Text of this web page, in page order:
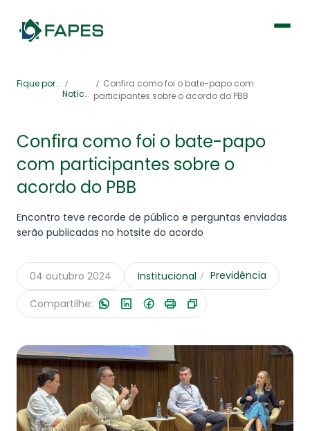
Institucional
Previdência
Portal de Serviços
Fique por dentro
Notícias
Confira como foi o bate-papo com
participantes sobre o acordo do PBB
Confira como foi o bate-papo
com participantes sobre o
acordo do PBB
Encontro teve recorde de público e perguntas enviadas
serão publicadas no hotsite do acordo
04 outubro 2024 Institucional Previdência
Compartilhe: